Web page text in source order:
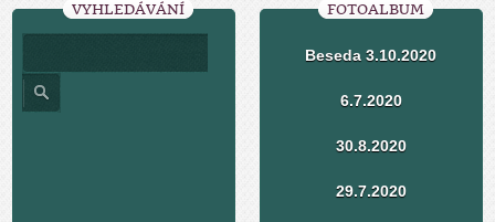
VYHLEDÁVÁNÍ FOTOALBUM
Beseda 3.10.2020
6.7.2020
30.8.2020
29.7.2020